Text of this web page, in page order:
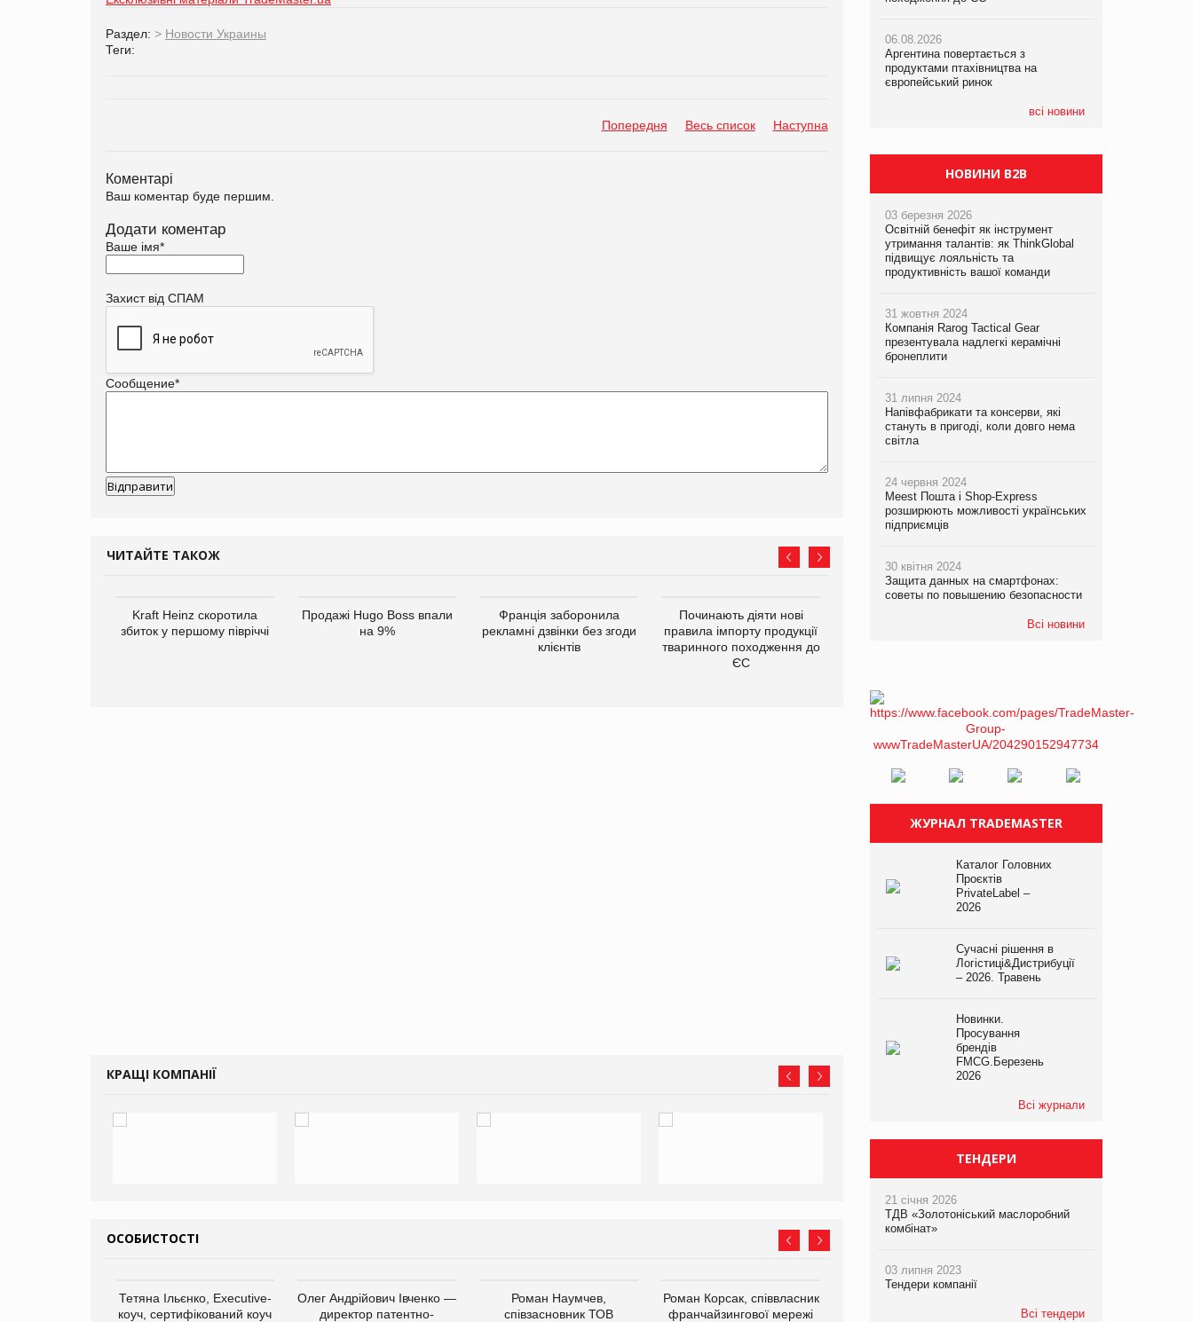
Раздел: > Новости Украины
Теги:
Попередня Весь список Наступна
Коментарі
Ваш коментар буде першим.
Додати коментар
Ваше імя*
Захист від СПАМ
Сообщение*
ЧИТАЙТЕ ТАКОЖ
Kraft Heinz скоротила
збиток у першому півріччі
Продажі Hugo Boss впали
на 9%
Франція заборонила
рекламні дзвінки без згоди
клієнтів
Починають діяти нові
правила імпорту продукції
тваринного походження до
ЄС
світових цін на
КРАЩІ КОМПАНІЇ
ОСОБИСТОСТІ
Тетяна Ільєнко, Executive-
коуч, сертифікований коуч
Олег Андрійович Івченко —
директор патентно-
Роман Наумчев,
співзасновник ТОВ
Роман Корсак, співвласник
франчайзингової мережі
компанії «УкраМарин»
06.08.2026
Аргентина повертається з
продуктами птахівництва на
європейський ринок
всі новини
05.08.2026
Смачне поповнення дитячого меню:
у VARUS з’явилися новинки від ТМ
ТОКЕРИ
хлібобулочні вироби на
PrivateLabel&FMCG Master 2026
06.08.2026
Аргентина повертається з
продуктами птахівництва на
європейський ринок
НОВИНИ B2B
03 березня 2026
Освітній бенефіт як інструмент
утримання талантів: як ThinkGlobal
підвищує лояльність та
продуктивність вашої команди
31 жовтня 2024
Компанія Rarog Tactical Gear
презентувала надлегкі керамічні
бронеплити
31 липня 2024
Напівфабрикати та консерви, які
стануть в пригоді, коли довго нема
світла
24 червня 2024
Meest Пошта і Shop-Express
розширюють можливості українських
підприємців
30 квітня 2024
Защита данных на смартфонах:
советы по повышению безопасности
Всі новини
ЖУРНАЛ TRADEMASTER
Каталог Головних
Проєктів
PrivateLabel –
2026
Сучасні рішення в
Логістиці&Дистрибуції
– 2026. Травень
Новинки.
Просування
брендів
FMCG.Березень
2026
Всі журнали
ТЕНДЕРИ
21 січня 2026
ТДВ «Золотоніський маслоробний
комбінат»
03 липня 2023
Тендери компанії
Всі тендери